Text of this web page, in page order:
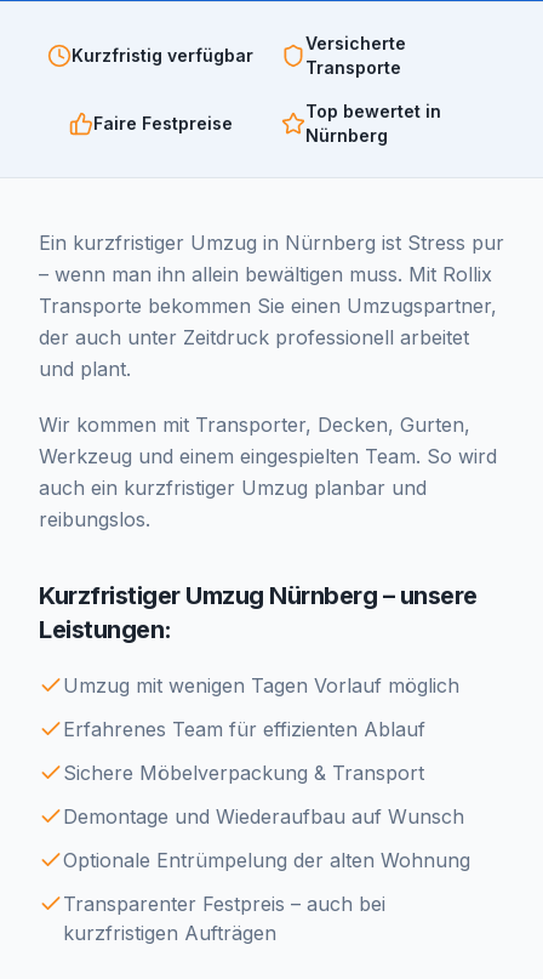
Kurzfristig verfügbar
Versicherte
Transporte
Faire Festpreise
Top bewertet in
Nürnberg
Ein kurzfristiger Umzug in Nürnberg ist Stress pur
– wenn man ihn allein bewältigen muss. Mit Rollix
Transporte bekommen Sie einen Umzugspartner,
der auch unter Zeitdruck professionell arbeitet
und plant.
Wir kommen mit Transporter, Decken, Gurten,
Werkzeug und einem eingespielten Team. So wird
auch ein kurzfristiger Umzug planbar und
reibungslos.
Kurzfristiger Umzug Nürnberg – unsere
Leistungen:
Umzug mit wenigen Tagen Vorlauf möglich
Erfahrenes Team für effizienten Ablauf
Sichere Möbelverpackung & Transport
Demontage und Wiederaufbau auf Wunsch
Optionale Entrümpelung der alten Wohnung
Transparenter Festpreis – auch bei
kurzfristigen Aufträgen